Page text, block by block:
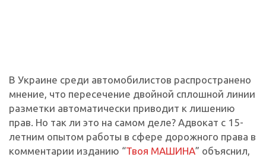
В Украине среди автомобилистов распространено
мнение, что пересечение двойной сплошной линии
разметки автоматически приводит к лишению
прав. Но так ли это на самом деле? Адвокат с 15-
летним опытом работы в сфере дорожного права в
комментарии изданию “Твоя МАШИНА” объяснил,